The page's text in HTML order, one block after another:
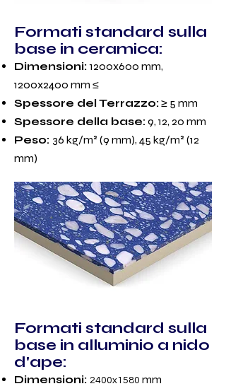
Formati standard sulla
base in ceramica:
Dimensioni:1200x600 mm,
1200x2400 mm ≤
Spessore del Terrazzo:≥ 5 mm
Spessore della base:9, 12, 20 mm
Peso: 36 kg/m² (9 mm), 45 kg/m² (12
mm)
Formati standard sulla
base in alluminio a nido
d'ape:
Dimensioni: 2400x1580 mm